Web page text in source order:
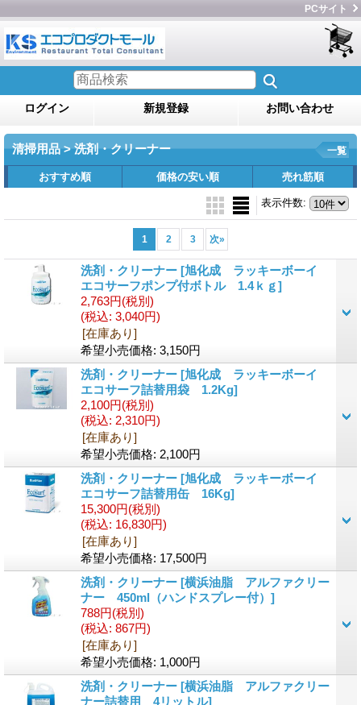
PCサイト
ログイン 新規登録 お問い合わせ
清掃用品 > 洗剤・クリーナー 一覧
おすすめ順 価格の安い順 売れ筋順
表示件数:
1 2 3 次»
洗剤・クリーナー [旭化成 ラッキーボーイ
エコサーフポンプ付ボトル 1.4ｋｇ]
2,763円(税別)
(税込: 3,040円)
[在庫あり]
希望小売価格: 3,150円
洗剤・クリーナー [旭化成 ラッキーボーイ
エコサーフ詰替用袋 1.2Kg]
2,100円(税別)
(税込: 2,310円)
[在庫あり]
希望小売価格: 2,100円
洗剤・クリーナー [旭化成 ラッキーボーイ
エコサーフ詰替用缶 16Kg]
15,300円(税別)
(税込: 16,830円)
[在庫あり]
希望小売価格: 17,500円
洗剤・クリーナー [横浜油脂 アルファクリー
ナー 450ml（ハンドスプレー付）]
788円(税別)
(税込: 867円)
[在庫あり]
希望小売価格: 1,000円
洗剤・クリーナー [横浜油脂 アルファクリー
ナー詰替用 4リットル]